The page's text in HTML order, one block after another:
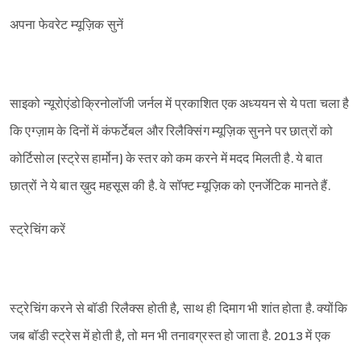
अपना फेवरेट म्यूज़िक सुनें
साइको न्यूरोएंडोक्रिनोलॉजी जर्नल में प्रकाशित एक अध्ययन से ये पता चला है
कि एग्ज़ाम के दिनों में कंफर्टेबल और रिलैक्सिंग म्यूज़िक सुनने पर छात्रों को
कोर्टिसोल (स्ट्रेस हार्मोन) के स्तर को कम करने में मदद मिलती है. ये बात
छात्रों ने ये बात ख़ुद महसूस की है. वे सॉफ्ट म्यूज़िक को एनर्जेटिक मानते हैं.
स्ट्रेचिंग करें
स्ट्रेचिंग करने से बॉडी रिलैक्स होती है, साथ ही दिमाग भी शांत होता है. क्योंकि
जब बॉडी स्ट्रेस में होती है, तो मन भी तनावग्रस्त हो जाता है. 2013 में एक